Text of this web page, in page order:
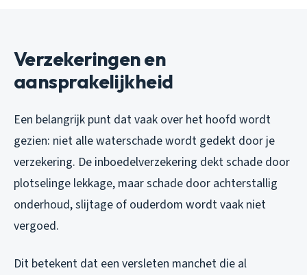
Verzekeringen en
aansprakelijkheid
Een belangrijk punt dat vaak over het hoofd wordt
gezien: niet alle waterschade wordt gedekt door je
verzekering. De inboedelverzekering dekt schade door
plotselinge lekkage, maar schade door achterstallig
onderhoud, slijtage of ouderdom wordt vaak niet
vergoed.
Dit betekent dat een versleten manchet die al